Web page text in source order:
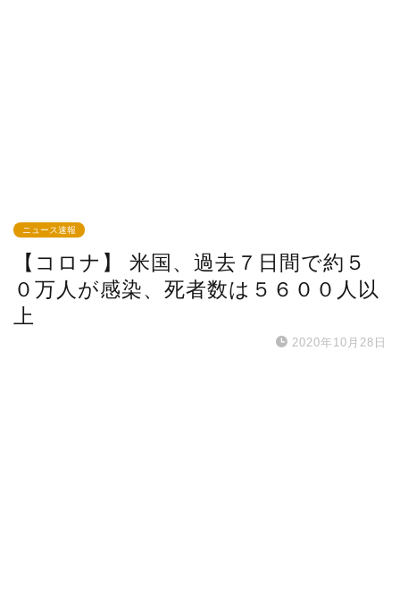
ニュース速報
【コロナ】 米国、過去７日間で約５
０万人が感染、死者数は５６００人以
上
2020年10月28日